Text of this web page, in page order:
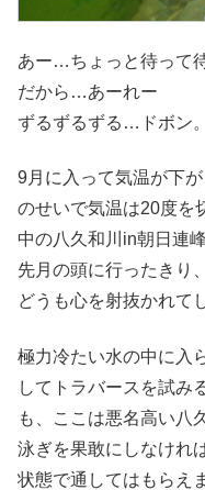
あー…ちょっと待って
だから…あーれー
ずるずるずる…ドボン。
9月に入って気温が下
のせいで気温は20度を
中の八久和川in朝日連
先月の頭に行ったきり
どうも心を射抜かれて
極力冷たい水の中に入
してトラバースを試み
も、ここは悪名高い八
泳ぎを果敢にしなけれ
状態で通してはもらえ